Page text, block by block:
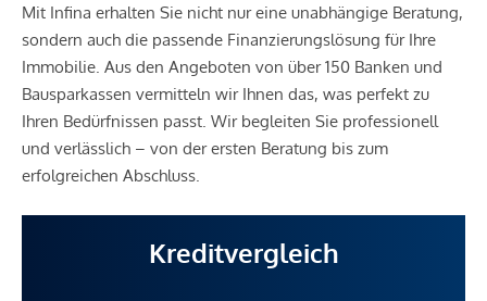
Mit Infina erhalten Sie nicht nur eine unabhängige Beratung,
sondern auch die passende Finanzierungslösung für Ihre
Immobilie. Aus den Angeboten von über 150 Banken und
Bausparkassen vermitteln wir Ihnen das, was perfekt zu
Ihren Bedürfnissen passt. Wir begleiten Sie professionell
und verlässlich – von der ersten Beratung bis zum
erfolgreichen Abschluss.
Kreditvergleich